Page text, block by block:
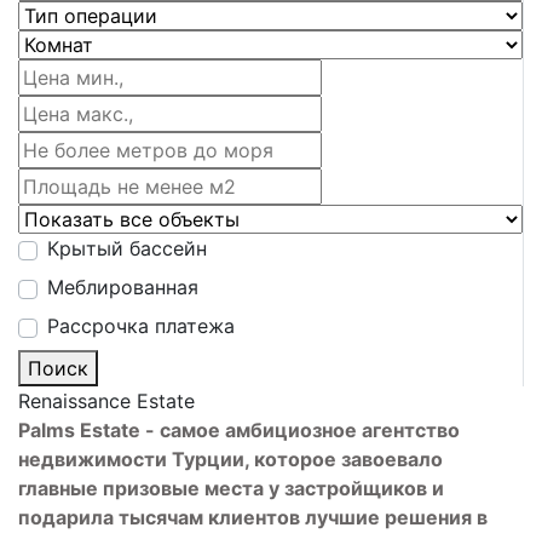
Крытый бассейн
Меблированная
Рассрочка платежа
Поиск
Renaissance Estate
Palms Estate - самое амбициозное агентство
недвижимости Турции, которое завоевало
главные призовые места у застройщиков и
подарила тысячам клиентов лучшие решения в